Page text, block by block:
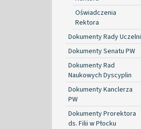
Oświadczenia
Rektora
Dokumenty Rady Uczelni
Dokumenty Senatu PW
Dokumenty Rad
Naukowych Dyscyplin
Dokumenty Kanclerza
PW
Dokumenty Prorektora
ds. Filii w Płocku